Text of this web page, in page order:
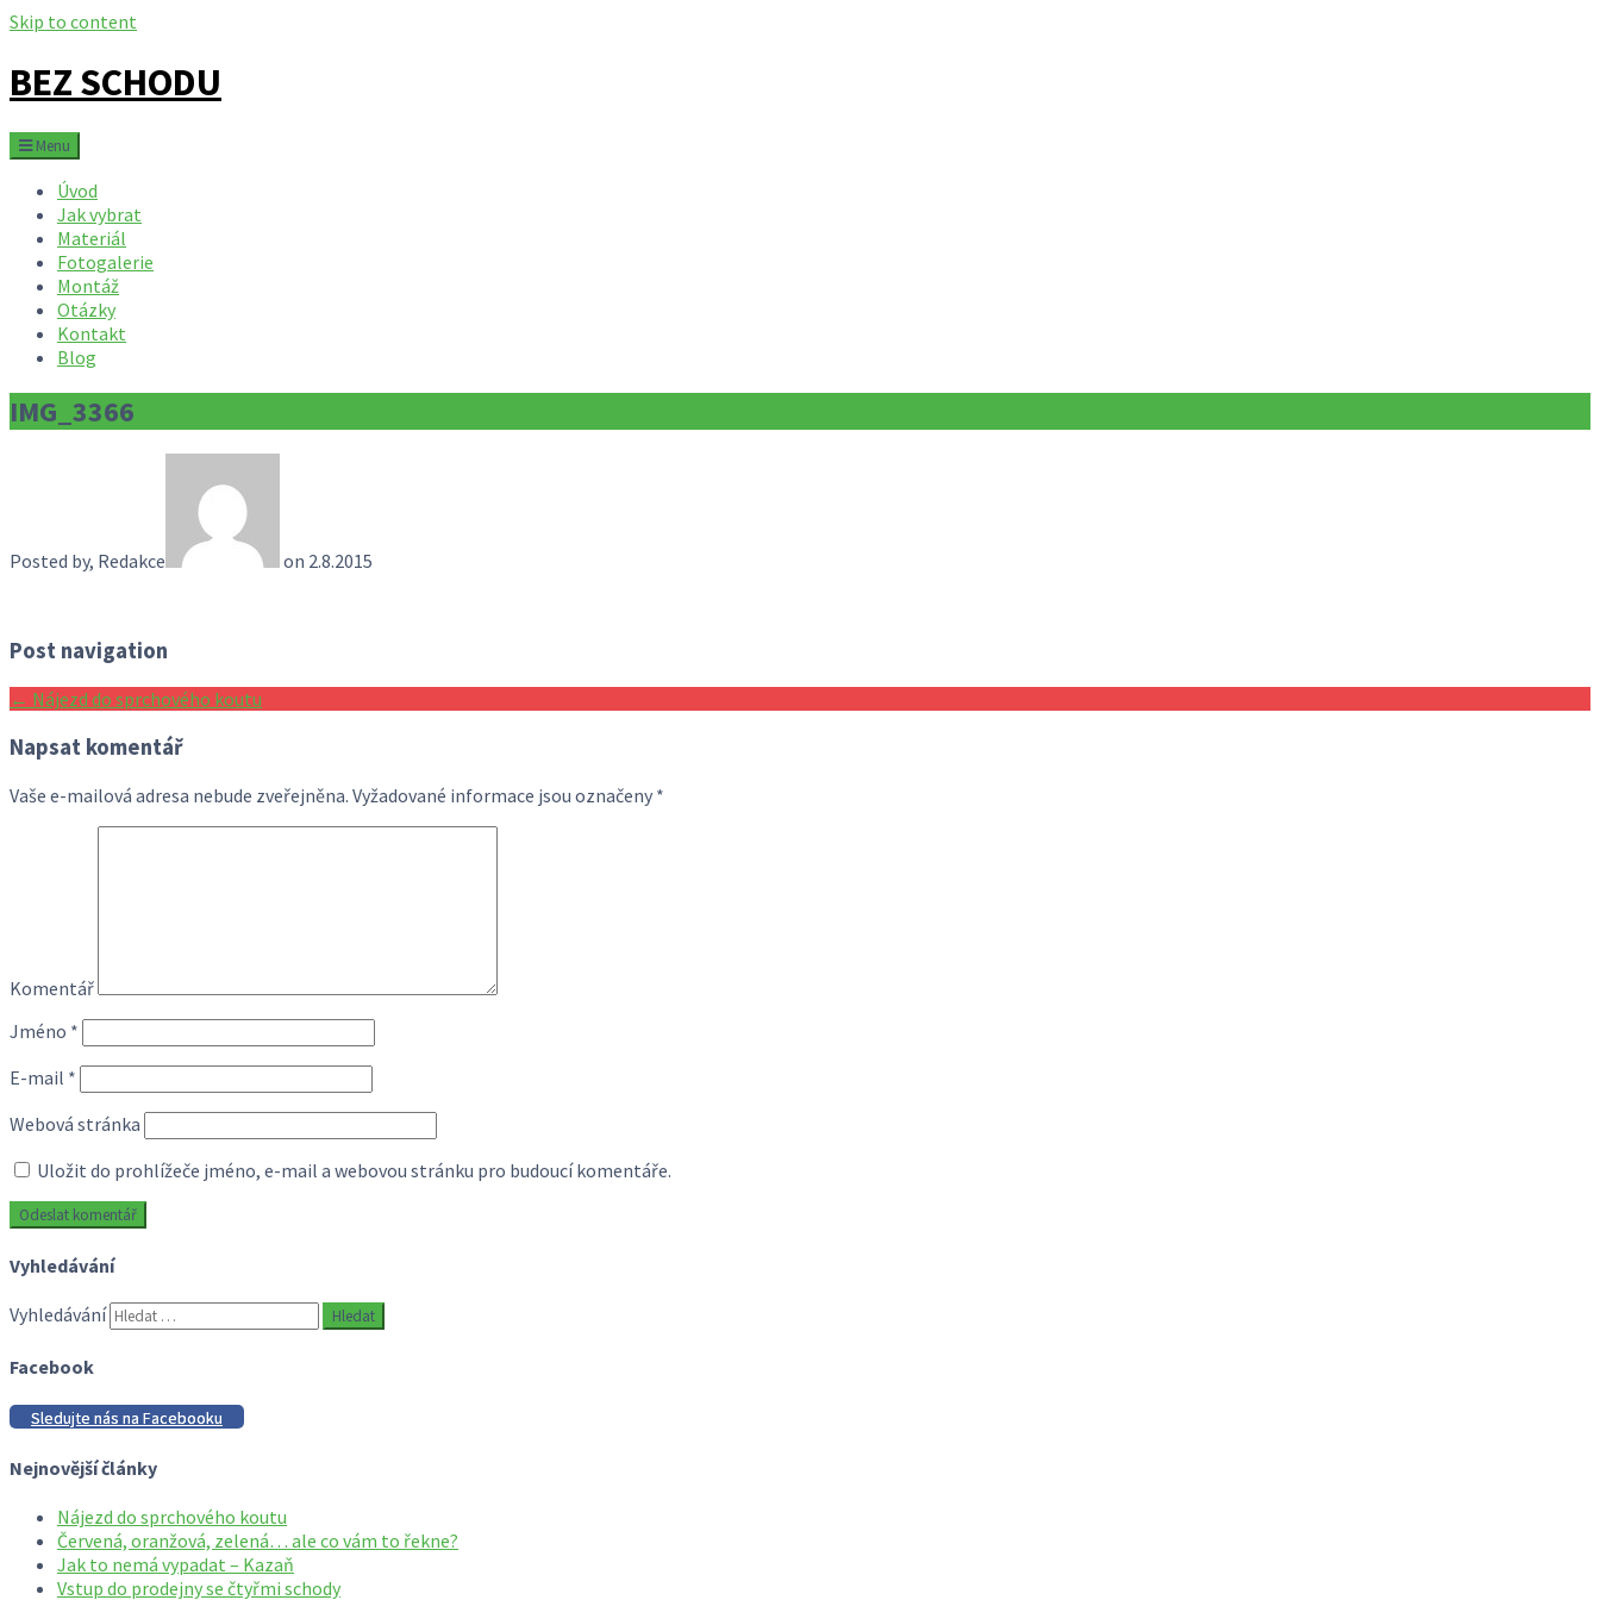
Skip to content
BEZ SCHODU
Menu
Úvod
Jak vybrat
Materiál
Fotogalerie
Montáž
Otázky
Kontakt
Blog
IMG_3366
Posted by, Redakce on 2.8.2015
Post navigation
← Nájezd do sprchového koutu
Napsat komentář
Vaše e-mailová adresa nebude zveřejněna. Vyžadované informace jsou označeny *
Komentář
Jméno *
E-mail *
Webová stránka
Uložit do prohlížeče jméno, e-mail a webovou stránku pro budoucí komentáře.
Vyhledávání
Vyhledávání
Facebook
Sledujte nás na Facebooku
Nejnovější články
Nájezd do sprchového koutu
Červená, oranžová, zelená… ale co vám to řekne?
Jak to nemá vypadat – Kazaň
Vstup do prodejny se čtyřmi schody